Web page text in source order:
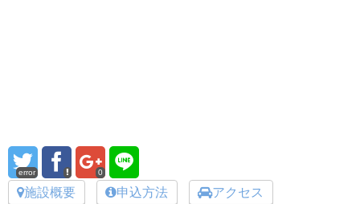
error 0
施設概要 申込方法 アクセス